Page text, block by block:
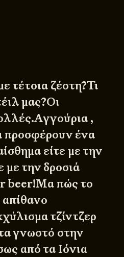
τέτοια ζέστη?Τι
μας?Οι
,
προσφέρουν ένα
είτε με την
με την δροσιά
beer!Μα πώς το
τζίντζερ
γνωστό στην
από τα Ιόνια